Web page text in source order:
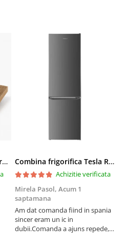
Set 2 placi de zgariat pentru casuta pisici BUNTZ KJW5086, compatibile cu casuta 59 x 28.5 x 35 cm Combina frigorifica Tesla RC2600HXE, 262 l, Clasa E, Iluminare LED, dezghetare automata frigider, H 180 cm, Inox
Achizitie verificata
Mirela Pasol, Acum 1
saptamana
Am dat comanda fiind in spania
sincer eram un ic in
dubii.Comanda a ajuns repede,in